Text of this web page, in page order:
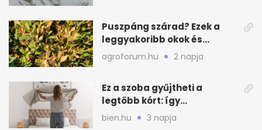
Puszpáng szárad? Ezek a
leggyakoribb okok és
teendők
agroforum.hu 2 napja
Ez a szoba gyűjtheti a
legtöbb kórt: így
mélytisztítsd otthon
bien.hu 3 napja